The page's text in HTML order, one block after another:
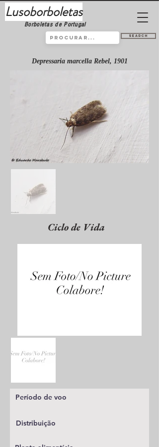
Lusoborboletas
Borboletas de Portugal
Search
Depressaria marcella Rebel, 1901
Ciclo de Vida
Período de voo
Distribuição